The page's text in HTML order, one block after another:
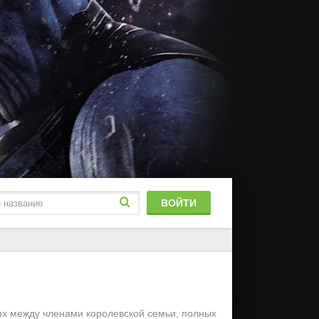
ВОЙТИ
между членами королевской семьи, полных